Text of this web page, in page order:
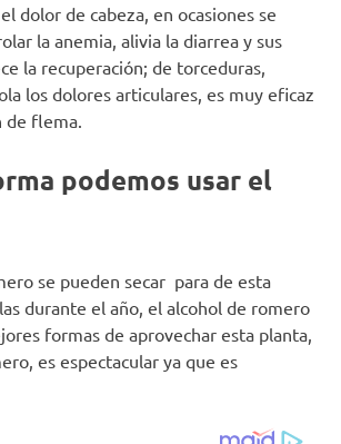
dolor de cabeza, en ocasiones se
la anemia, alivia la diarrea y sus
la recuperación; de torceduras,
los dolores articulares, es muy eficaz
de flema.
podemos usar el
se pueden secar para de esta
durante el año, el alcohol de romero
formas de aprovechar esta planta,
es espectacular ya que es